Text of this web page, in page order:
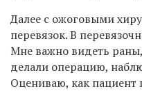
Далее с ожоговыми
перевязок. В
Мне важно видеть
делали операцию,
Оцениваю, как пациент